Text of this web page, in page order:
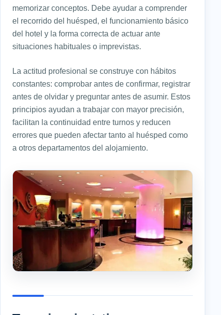
memorizar conceptos. Debe ayudar a comprender
el recorrido del huésped, el funcionamiento básico
del hotel y la forma correcta de actuar ante
situaciones habituales o imprevistas.
La actitud profesional se construye con hábitos
constantes: comprobar antes de confirmar, registrar
antes de olvidar y preguntar antes de asumir. Estos
principios ayudan a trabajar con mayor precisión,
facilitan la continuidad entre turnos y reducen
errores que pueden afectar tanto al huésped como
a otros departamentos del alojamiento.